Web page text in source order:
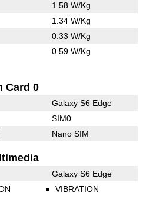
1.58 W/Kg
1.34 W/Kg
0.33 W/Kg
0.59 W/Kg
Card 0
Galaxy S6 Edge
SIM0
Nano SIM
Galaxy S6 Edge
VIBRATION